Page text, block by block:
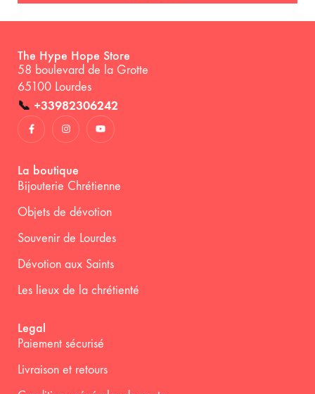
The Hype Hope Store
58 boulevard de la Grotte
65100 Lourdes
📞 +33982306242
La boutique
Bijouterie Chrétienne
Objets de dévotion
Souvenir de Lourdes
Dévotion aux Saints
Les lieux de la chrétienté
Legal
Paiement sécurisé
Livraison et retours